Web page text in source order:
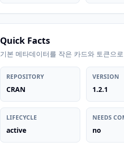
Quick Facts
기본 메타데이터를 작은 카드와 토큰으
REPOSITORY
CRAN
VERSION
1.2.1
LIFECYCLE
active
NEEDS
no